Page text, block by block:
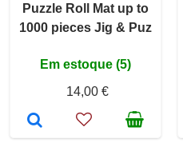
Puzzle Roll Mat up to
1000 pieces Jig & Puz
Em estoque (5)
14,00 €